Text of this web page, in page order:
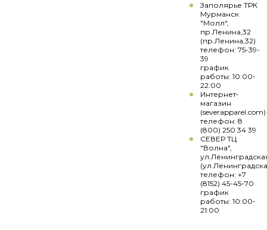
Заполярье ТРК
Мурманск
"Молл",
пр.Ленина,32
(пр.Ленина,32)
телефон: 75-39-
39
график
работы: 10:00-
22:00
Интернет-
магазин
(severapparel.com)
телефон: 8
(800) 250 34 39
СЕВЕР ТЦ
"Волна",
телефон: +7
(8152) 45-45-70
график
работы: 10:00-
21:00